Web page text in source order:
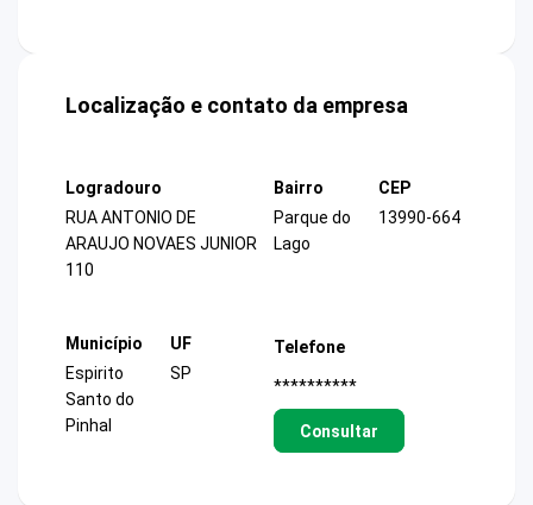
Localização e contato da empresa
Logradouro
RUA ANTONIO DE
ARAUJO NOVAES JUNIOR
110
Bairro
Parque do
Lago
CEP
13990-664
Município
Espirito
Santo do
Pinhal
UF
SP
Telefone
**********
Consultar